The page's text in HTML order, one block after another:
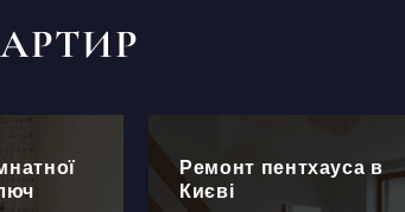
Ремонт пентхауса в
Києві